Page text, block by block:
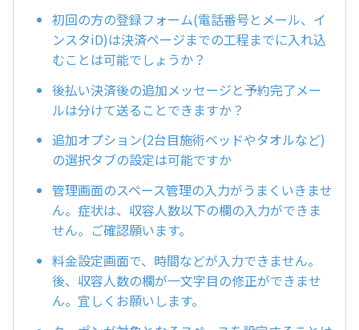
初回の方の登録フォーム(電話番号とメール、イ
ンスタiD)は決済ページまでの工程までに入れ込
むことは可能でしょうか？
後払い決済後の追加メッセージと予約完了メー
ルは分けて送ることできますか？
追加オプション(2台目施術ベッドやタオルなど)
の選択タブの設定は可能ですか
管理画面のスペース管理の入力がうまくいきませ
ん。症状は、収容人数以下の欄の入力ができま
せん。ご確認願います。
料金設定画面で、時間などが入力できません。
後、収容人数の欄が一文字目の修正ができませ
ん。宜しくお願いします。